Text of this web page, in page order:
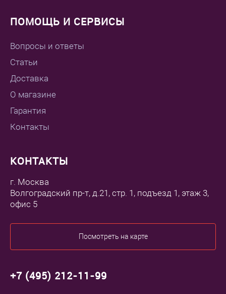
ПОМОЩЬ И СЕРВИСЫ
Вопросы и ответы
Статьи
Доставка
О магазине
Гарантия
Контакты
КОНТАКТЫ
г. Москва
Волгоградский пр-т, д.21, стр. 1, подъезд 1, этаж 3,
офис 5
Посмотреть на карте
+7 (495) 212-11-99